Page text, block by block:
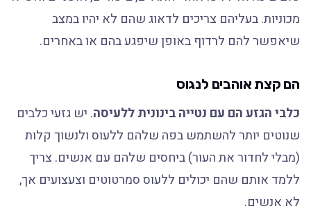
מכוניות. בעליהם צריכים לדאוג שהם לא יהיו במצב
שיאפשר להם לרדוף באופן שיפגע בהם או באחרים.
הם קצת אוהבים לנגוס
כלבי הגזע הם עם נטייה בינונית ללעיסה. יש גזעי כלבים
שנוטים יותר להשתמש בפה שלהם ללעוס ולנשוך קלות
(מבלי לחדור את העור) ביחסים שלהם עם אנשים. צריך
ללמד אותם שהם יכולים ללעוס סמרטוטים וצעצועים אך,
לא אנשים.